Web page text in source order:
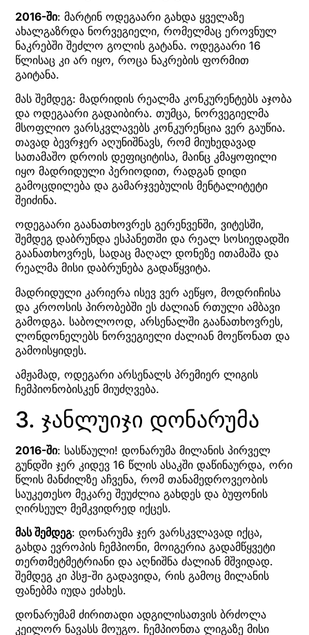
2016-ში: მარტინ ოდეგაარი გახდა ყველაზე
ახალგაზრდა ნორვეგიელი, რომელმაც ეროვნულ
ნაკრებში შეძლო გოლის გატანა. ოდეგაარი 16
წლისაც კი არ იყო, როცა ნაკრების ფორმით
გაიტანა.
მას შემდეგ: მადრიდის რეალმა კონკურენტებს აჯობა
და ოდეგაარი გადაიბირა. თუმცა, ნორვეგიელმა
მსოფლიო ვარსკვლავებს კონკურენცია ვერ გაუწია.
თავად ბევრჯერ აღუნიშნავს, რომ მიუხედავად
სათამაშო დროის დეფიციტისა, მაინც კმაყოფილი
იყო მადრიდული პერიოდით, რადგან დიდი
გამოცდილება და გამარჯვებულის მენტალიტეტი
შეიძინა.
ოდეგაარი გაანათხოვრეს გერენვენში, ვიტესში,
შემდეგ დაბრუნდა ესპანეთში და რეალ სოსიედადში
გაანათხოვრეს, სადაც მაღალ დონეზე ითამაშა და
რეალმა მისი დაბრუნება გადაწყვიტა.
მადრიდული კარიერა ისევ ვერ აეწყო, მოდრიჩისა
და კროოსის პირობებში ეს ძალიან რთული ამბავი
გამოდგა. საბოლოოდ, არსენალში გაანათხოვრეს,
ლონდონელებს ნორვეგიელი ძალიან მოეწონათ და
გამოისყიდეს.
ამჟამად, ოდეგარი არსენალს პრემიერ ლიგის
ჩემპიონობისკენ მიუძღვება.
3. ჯანლუიჯი დონარუმა
2016-ში: სასწაული! დონარუმა მილანის პირველ
გუნდში ჯერ კიდევ 16 წლის ასაკში დაწინაურდა, ორი
წლის მანძილზე აჩვენა, რომ თანამედროვეობის
საუკეთესო მეკარე შეუძლია გახდეს და ბუფონის
ღირსეულ მემკვიდრედ იქცეს.
მას შემდეგ: დონარუმა ჯერ ვარსკვლავად იქცა,
გახდა ევროპის ჩემპიონი, მოიგერია გადამწყვეტი
თერთმეტმეტრიანი და აღნიშნა ძალიან მშვიდად.
შემდეგ კი პსჟ-ში გადავიდა, რის გამოც მილანის
ფანებმა იუდა ეძახეს.
დონარუმამ ძირითადი ადგილისათვის ბრძოლა
კეილორ ნავასს მოუგო. ჩემპიონთა ლიგაზე მისი